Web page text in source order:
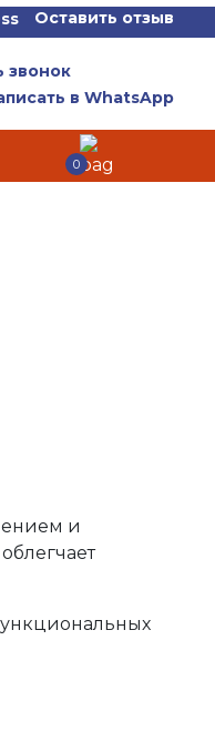
Оставить отзыв
звонок
в WhatsApp
0
и